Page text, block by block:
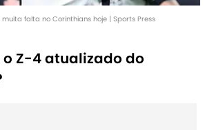
falta no Corinthians hoje | Sports Press
Z-4 atualizado do